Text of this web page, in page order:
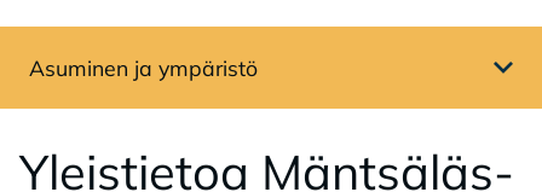
Avaa sivuvalikko
Asuminen ja ympäristö
Yleis­tie­toa Mänt­sä­läs­